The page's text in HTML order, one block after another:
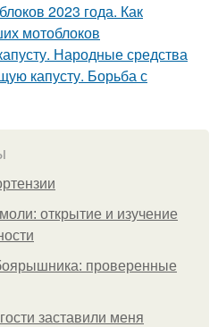
2023 года. Как
мотоблоков
Народные средства
капусту. Борьба с
открытие и изучение
проверенные
заставили меня